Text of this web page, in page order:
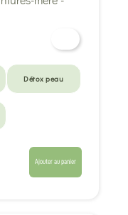
Détox peau
Ajouter au panier